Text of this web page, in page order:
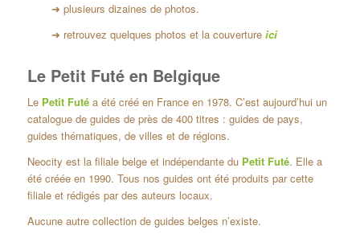
➔ plusieurs dizaines de photos.
➔ retrouvez quelques photos et la couverture ici
Le Petit Futé en Belgique
Le Petit Futé a été créé en France en 1978. C’est aujourd’hui un
catalogue de guides de près de 400 titres : guides de pays,
guides thématiques, de villes et de régions.
Neocity est la filiale belge et indépendante du Petit Futé. Elle a
été créée en 1990. Tous nos guides ont été produits par cette
filiale et rédigés par des auteurs locaux.
Aucune autre collection de guides belges n’existe.